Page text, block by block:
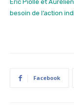
Éric Piolle et
besoin de l’action
Facebook